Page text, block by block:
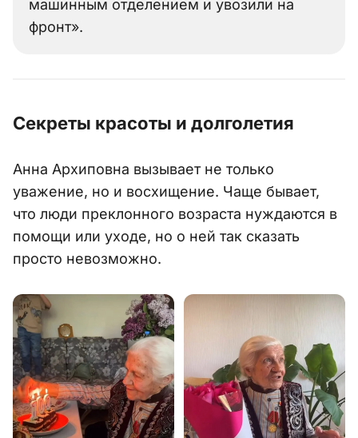
машинным отделением и увозили на
фронт».
Секреты красоты и долголетия
Анна Архиповна вызывает не только
уважение, но и восхищение. Чаще бывает,
что люди преклонного возраста нуждаются в
помощи или уходе, но о ней так сказать
просто невозможно.